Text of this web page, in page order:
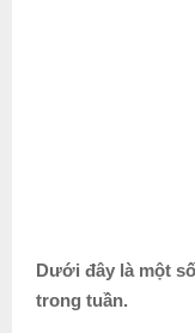
Dưới đây là một
trong tuần.